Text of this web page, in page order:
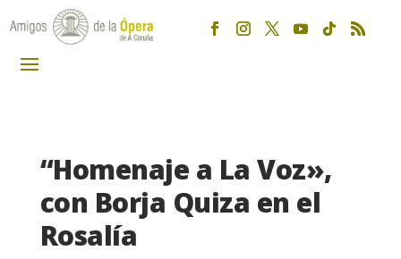
“Homenaje a La Voz»,
con Borja Quiza en el
Rosalía